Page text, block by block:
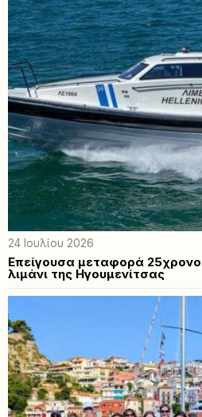
24 Ιουλίου 2026
Επείγουσα μεταφορά
λιμάνι της Ηγουμενίτσας